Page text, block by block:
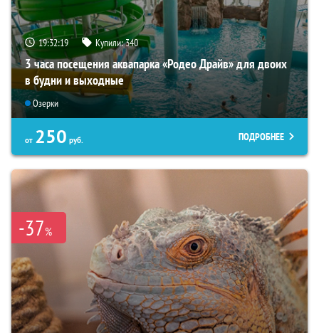
19:32:17 Купили:340
3 часа посещения аквапарка «Родео Драйв» для двоих
в будни и выходные
Озерки
от 250 руб. ПОДРОБНЕЕ
-37%